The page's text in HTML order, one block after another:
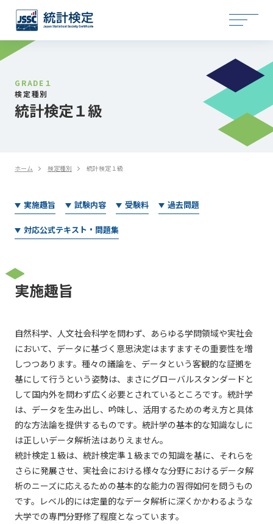
GRADE１
検定種別
統計検定１級
ホーム 検定種別 統計検定１級
実施趣旨 試験内容 受験料 過去問題
対応公式テキスト・問題集
実施趣旨
自然科学、人文社会科学を問わず、あらゆる学問領域や実社会
において、データに基づく意思決定はますますその重要性を増
しつつあります。種々の議論を、データという客観的な証拠を
基にして行うという姿勢は、まさにグローバルスタンダードと
して国内外を問わず広く必要とされているところです。統計学
は、データを生み出し、吟味し、活用するための考え方と具体
的な方法論を提供するものです。統計学の基本的な知識なしに
は正しいデータ解析法はありえません。
統計検定１級は、統計検定準１級までの知識を基に、それらを
さらに発展させ、実社会における様々な分野におけるデータ解
析のニーズに応えるための基本的な能力の習得如何を問うもの
です。レベル的には定量的なデータ解析に深くかかわるような
大学での専門分野修了程度となっています。